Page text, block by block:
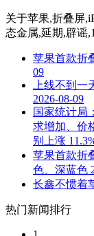
关于苹果,折叠屏
态金属,延期,辟谣
苹果首款折
09
上线不到
2026-08-09
国家统计局
求增加、价
别上涨
苹果首款折
色、深蓝色
长鑫不惯着
热门新闻排行